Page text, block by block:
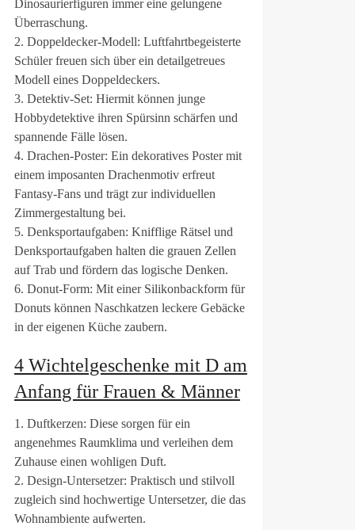
Dinosaurierfiguren immer eine gelungene
Überraschung.
2. Doppeldecker-Modell: Luftfahrtbegeisterte
Schüler freuen sich über ein detailgetreues
Modell eines Doppeldeckers.
3. Detektiv-Set: Hiermit können junge
Hobbydetektive ihren Spürsinn schärfen und
spannende Fälle lösen.
4. Drachen-Poster: Ein dekoratives Poster mit
einem imposanten Drachenmotiv erfreut
Fantasy-Fans und trägt zur individuellen
Zimmergestaltung bei.
5. Denksportaufgaben: Knifflige Rätsel und
Denksportaufgaben halten die grauen Zellen
auf Trab und fördern das logische Denken.
6. Donut-Form: Mit einer Silikonbackform für
Donuts können Naschkatzen leckere Gebäcke
in der eigenen Küche zaubern.
4 Wichtelgeschenke mit D am
Anfang für Frauen & Männer
1. Duftkerzen: Diese sorgen für ein
angenehmes Raumklima und verleihen dem
Zuhause einen wohligen Duft.
2. Design-Untersetzer: Praktisch und stilvoll
zugleich sind hochwertige Untersetzer, die das
Wohnambiente aufwerten.